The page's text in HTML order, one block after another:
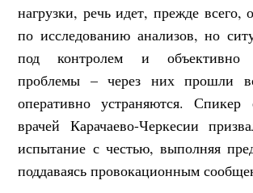
нагрузки, речь идет, прежде всего,
по исследованию анализов, но
под контролем и объективно
проблемы – через них прошли
оперативно устраняются.
врачей Карачаево-Черкесии
испытание с честью, выполняя
поддаваясь провокационным